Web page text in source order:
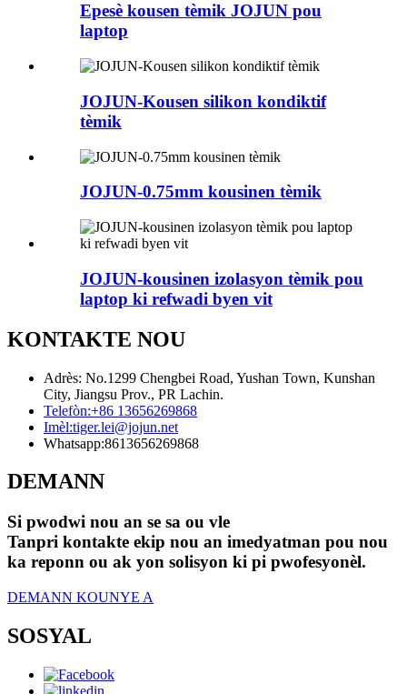
Epesè kousen tèmik JOJUN pou
laptop
JOJUN-Kousen silikon kondiktif
tèmik
JOJUN-0.75mm kousinen tèmik
JOJUN-kousinen izolasyon tèmik pou
laptop ki refwadi byen vit
KONTAKTE NOU
Adrès: No.1299 Chengbei Road, Yushan Town, Kunshan
City, Jiangsu Prov., PR Lachin.
Telefòn:+86 13656269868
Imèl:tiger.lei@jojun.net
Whatsapp:8613656269868
DEMANN
Si pwodwi nou an se sa ou vle
Tanpri kontakte ekip nou an imedyatman pou nou
ka reponn ou ak yon solisyon ki pi pwofesyonèl.
DEMANN KOUNYE A
SOSYAL